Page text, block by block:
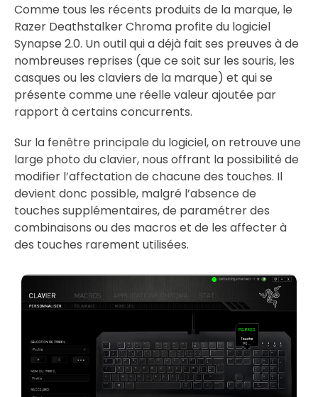
Comme tous les récents produits de la marque, le
Razer Deathstalker Chroma profite du logiciel
Synapse 2.0. Un outil qui a déjà fait ses preuves à de
nombreuses reprises (que ce soit sur les souris, les
casques ou les claviers de la marque) et qui se
présente comme une réelle valeur ajoutée par
rapport à certains concurrents.
Sur la fenêtre principale du logiciel, on retrouve une
large photo du clavier, nous offrant la possibilité de
modifier l’affectation de chacune des touches. Il
devient donc possible, malgré l’absence de
touches supplémentaires, de paramétrer des
combinaisons ou des macros et de les affecter à
des touches rarement utilisées.